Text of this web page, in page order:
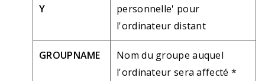
Y
personnelle' pour
l'ordinateur distant
GROUPNAME
Nom du groupe auquel
l'ordinateur sera affecté *